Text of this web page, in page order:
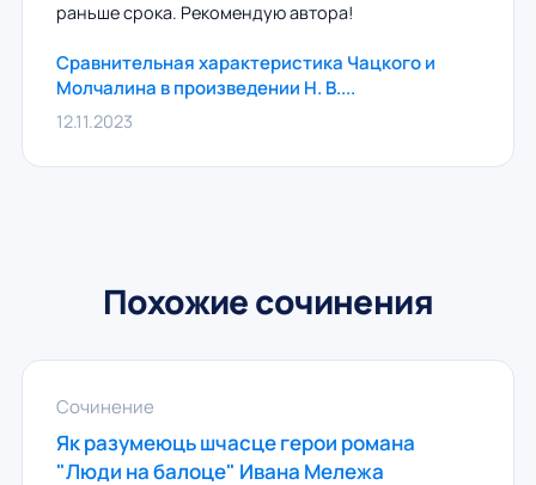
раньше срока. Рекомендую автора!
Сравнительная характеристика Чацкого и
Молчалина в произведении Н. В....
12.11.2023
Похожие сочинения
Сочинение
Як разумеюць шчасце герои романа
"Люди на балоце" Ивана Мележа